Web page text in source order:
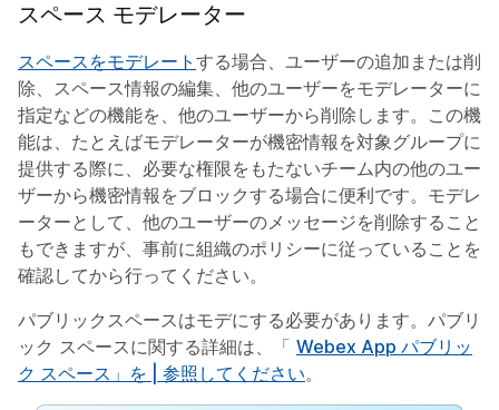
スペース モデレーター
スペースをモデレート する場合、ユーザーの追加または削
除、スペース情報の編集、他のユーザーをモデレーターに
指定などの機能を、他のユーザーから削除します。この機
能は、たとえばモデレーターが機密情報を対象グループに
提供する際に、必要な権限をもたないチーム内の他のユー
ザーから機密情報をブロックする場合に便利です。モデレ
ーターとして、他のユーザーのメッセージを削除すること
もできますが、事前に組織のポリシーに従っていることを
確認してから行ってください。
パブリックスペースはモデにする必要があります。パブリ
ック スペースに関する詳細は、「 Webex App パブリッ
ク スペース」を | 参照してください。